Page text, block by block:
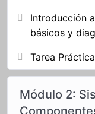
Introducción
básicos y
Tarea
Módulo 2: